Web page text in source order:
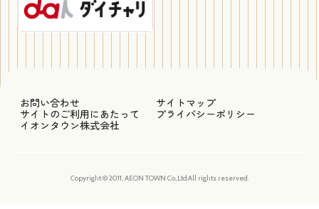
お問い合わせ
サイトマップ
サイトのご利用にあたって
プライバシーポリシー
イオンタウン株式会社
Copyright © 2011, AEON TOWN Co.,Ltd.All rights reserved.